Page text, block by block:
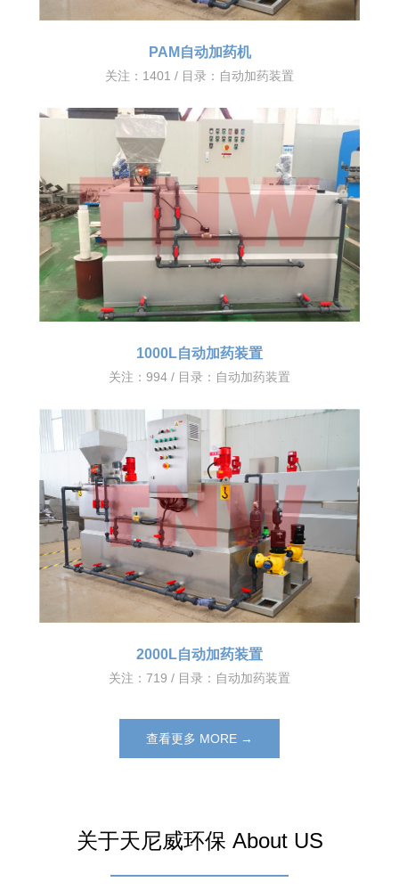
PAM自动加药机
关注：1401 / 目录： 自动加药装置
1000L自动加药装置
关注：994 / 目录： 自动加药装置
2000L自动加药装置
关注：719 / 目录： 自动加药装置
查看更多 MORE →
关于天尼威环保 About US